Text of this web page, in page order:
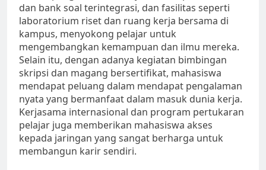
dan bank soal terintegrasi, dan fasilitas seperti
laboratorium riset dan ruang kerja bersama di
kampus, menyokong pelajar untuk
mengembangkan kemampuan dan ilmu mereka.
Selain itu, dengan adanya kegiatan bimbingan
skripsi dan magang bersertifikat, mahasiswa
mendapat peluang dalam mendapat pengalaman
nyata yang bermanfaat dalam masuk dunia kerja.
Kerjasama internasional dan program pertukaran
pelajar juga memberikan mahasiswa akses
kepada jaringan yang sangat berharga untuk
membangun karir sendiri.